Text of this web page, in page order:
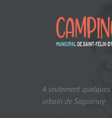
A seulement
urbain de Saguenay